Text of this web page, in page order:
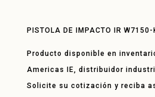
PISTOLA DE IMPACTO IR W7150-
Producto disponible en
Americas IE, distribuidor
Solicite su cotización y reciba